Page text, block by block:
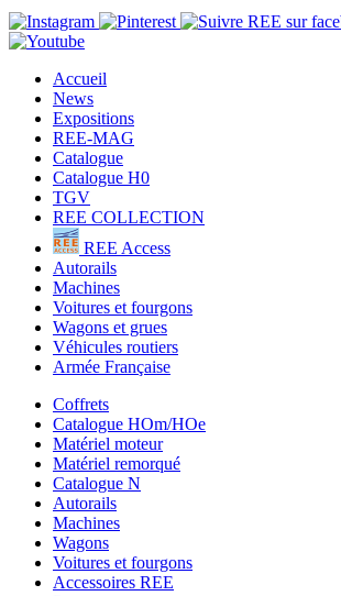
Accueil
News
Expositions
REE-MAG
Catalogue
Catalogue H0
TGV
REE COLLECTION
REE Access
Autorails
Machines
Voitures et fourgons
Wagons et grues
Véhicules routiers
Armée Française
Coffrets
Catalogue HOm/HOe
Matériel moteur
Matériel remorqué
Catalogue N
Autorails
Machines
Wagons
Voitures et fourgons
Accessoires REE